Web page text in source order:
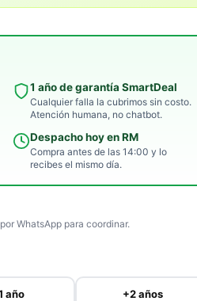
1 año de garantía SmartDeal
Cualquier falla la cubrimos sin costo.
Atención humana, no chatbot.
Despacho hoy en RM
Compra antes de las 14:00 y lo
recibes el mismo día.
WhatsApp para coordinar.
año +2 años